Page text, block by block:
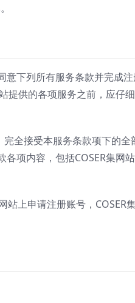
意下列所有服务条款并完成
提供的各项服务之前，应仔
完全接受本服务条款项下的全
项内容，包括COSER集网
站上申请注册账号，COSER